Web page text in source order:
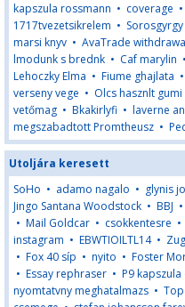
kapszula rossmann • coverage •
1717tvezetsikrelem • Sorosgyrgy
marsi knyv • AvaTrade
lmodunk s brednk • Caf marylin •
Lehoczky Elma • Fiume ghajlata
verseny vege • Olcs hasznlt gumi
vetőmag • Bkakirlyfi • laverne
megszabadtott Promtheusz •
Utoljára keresett
SoHo • adamo nagalo • glynis
Jingo Santana Woodstock • BBJ •
• Mail Goldcar • csokkentesre •
instagram • EBWTIOILTL14•
• Fox 40 síp • nyito • Foster
• Essay rephraser • P9 kapszula
nyomtatvny meghatalmazs •